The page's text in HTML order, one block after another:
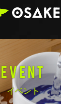
EVENT
イベント